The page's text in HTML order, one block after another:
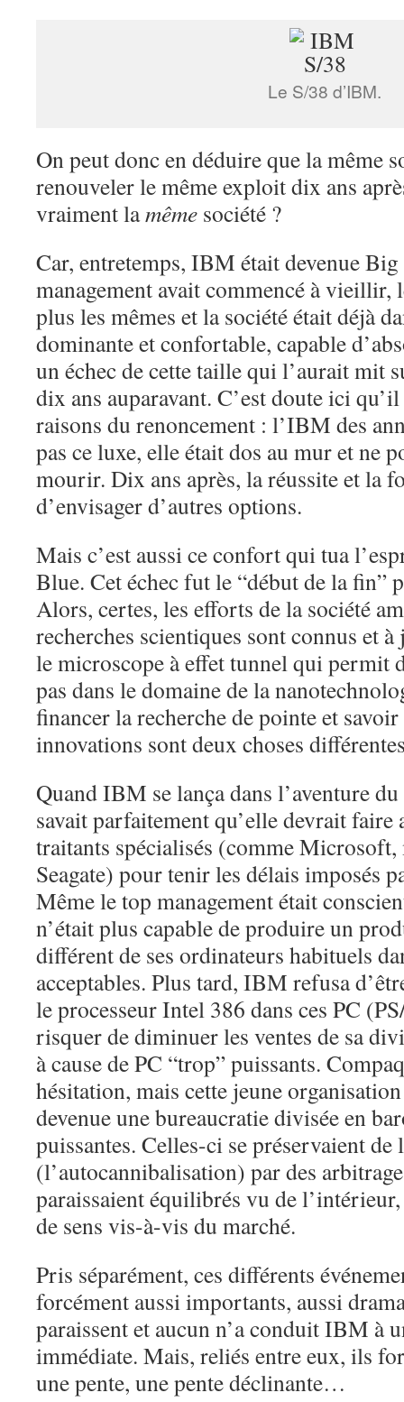
Le S/38 d’IBM.
On peut donc en déduire que la même
renouveler le même exploit dix ans
vraiment lamême société ?
Car, entretemps, IBM était devenue
management avait commencé à vieillir,
plus les mêmes et la société était déjà
dominante et confortable, capable
un échec de cette taille qui l’aurait mit
dix ans auparavant. C’est doute ici
raisons du renoncement : l’IBM des
pas ce luxe, elle était dos au mur et ne
mourir. Dix ans après, la réussite et la
d’envisager d’autres options.
Mais c’est aussi ce confort qui tua
Blue. Cet échec fut le “début de la fin”
Alors, certes, les efforts de la société
recherches scientiques sont connus et
le microscope à effet tunnel qui permit
pas dans le domaine de la
financer la recherche de pointe et
innovations sont deux choses
Quand IBM se lança dans l’aventure
savait parfaitement qu’elle devrait faire
traitants spécialisés (comme
Seagate) pour tenir les délais imposés
Même le top management était
n’était plus capable de produire un
différent de ses ordinateurs habituels
acceptables. Plus tard, IBM refusa
le processeur Intel 386 dans ces PC
risquer de diminuer les ventes de sa
à cause de PC “trop” puissants.
hésitation, mais cette jeune
devenue une bureaucratie divisée en
puissantes. Celles-ci se préservaient
(l’autocannibalisation) par des
paraissaient équilibrés vu de
de sens vis-à-vis du marché.
Pris séparément, ces différents
forcément aussi importants, aussi
paraissent et aucun n’a conduit IBM à
immédiate. Mais, reliés entre eux, ils
une pente, une pente déclinante…